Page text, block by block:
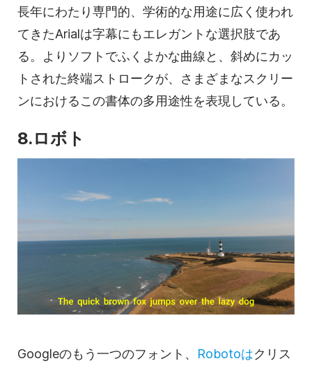
長年にわたり専門的、学術的な用途に広く使われ
てきたArialは字幕にもエレガントな選択肢であ
る。よりソフトでふくよかな曲線と、斜めにカッ
トされた終端ストロークが、さまざまなスクリー
ンにおけるこの書体の多用途性を表現している。
8.ロボト
Googleのもう一つのフォント、 Robotoはクリス